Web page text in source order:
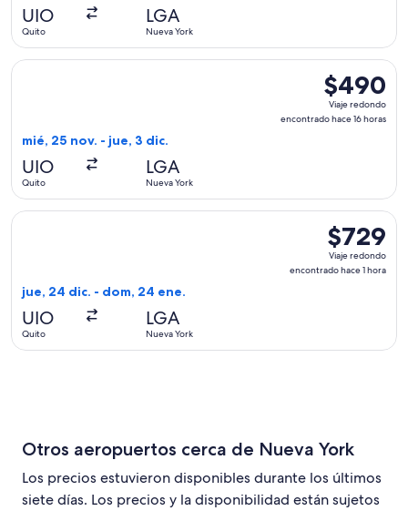
UIO
Quito
LGA
Nueva York
$490
Viaje
redondo,
$490
Viaje redondo
encontrado hace 16 horas
mié, 25 nov. - jue, 3 dic.
UIO
Quito
LGA
Nueva York
Seleccionar vuelo de American Airlines, con salida el mié,
$729
Viaje
redondo,
$729
Viaje redondo
encontrado hace 1 hora
jue, 24 dic. - dom, 24 ene.
UIO
Quito
LGA
Nueva York
Seleccionar vuelo de Air Canada, con salida el jue, 24 dic.
Otros aeropuertos cerca de Nueva York
Los precios estuvieron disponibles durante los últimos
siete días. Los precios y la disponibilidad están sujetos